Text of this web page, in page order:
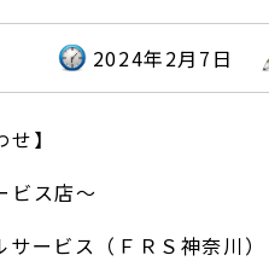
2024年2月7日
】
ビス店～
ービス（ＦＲＳ神奈川）